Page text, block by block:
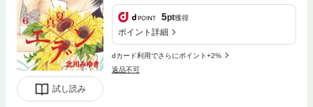
試し読み
5pt獲得
ポイント詳細
dカード利用でさらにポイント+2%
返品不可